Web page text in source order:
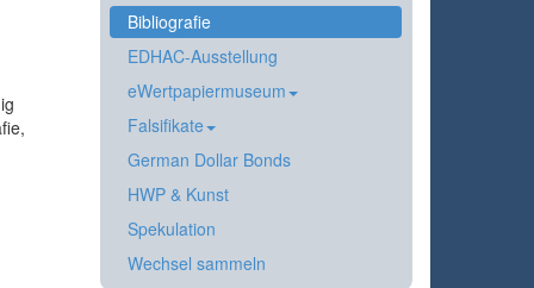
Bibliografie
EDHAC-Ausstellung
eWertpapiermuseum
Falsifikate
German Dollar Bonds
HWP & Kunst
Spekulation
Wechsel sammeln